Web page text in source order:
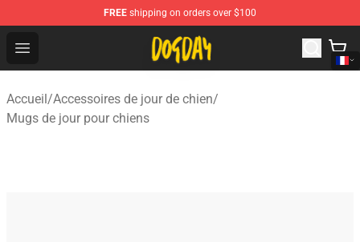
FREE shipping on orders over $100
Open menu
DogDay Store - Official DogDay Merchandise Shop
Accueil/Accessoires de jour de chien/
Mugs de jour pour chiens